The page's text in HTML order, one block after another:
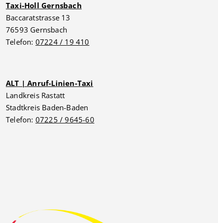
Taxi-Holl Gernsbach
Baccaratstrasse 13
76593 Gernsbach
Telefon: 07224 / 19 410
ALT | Anruf-Linien-Taxi
Landkreis Rastatt
Stadtkreis Baden-Baden
Telefon: 07225 / 9645-60